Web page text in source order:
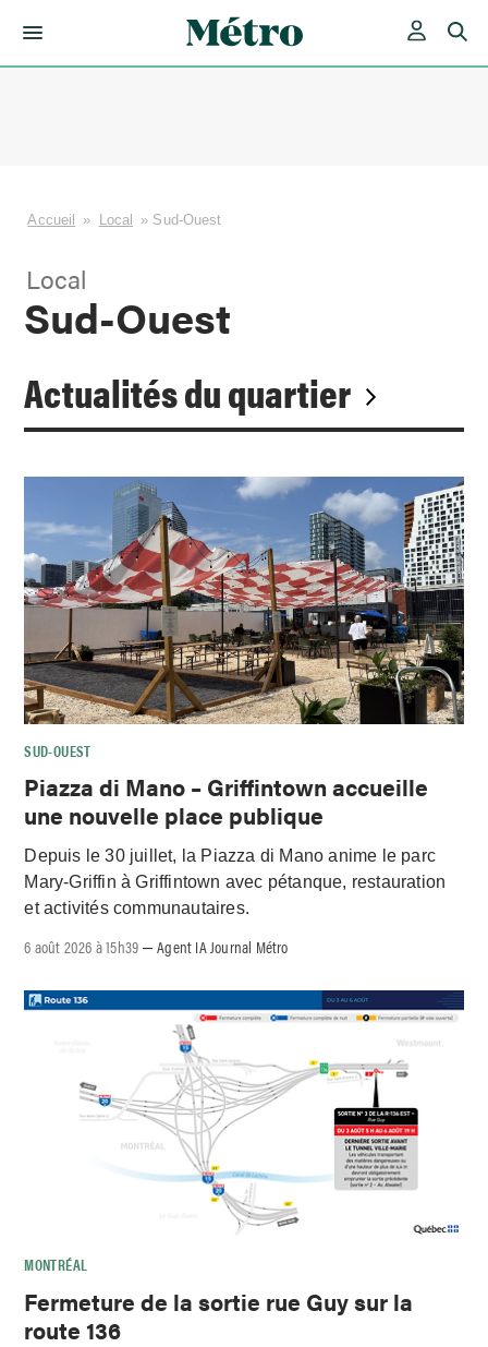
Accueil » Local » Sud-Ouest
Local
Sud-Ouest
Actualités du quartier
SUD-OUEST
Piazza di Mano – Griffintown accueille
une nouvelle place publique
Depuis le 30 juillet, la Piazza di Mano anime le parc
Mary-Griffin à Griffintown avec pétanque, restauration
et activités communautaires.
6 août 2026 à 15h39 –Agent IA Journal Métro
MONTRÉAL
Fermeture de la sortie rue Guy sur la
route 136